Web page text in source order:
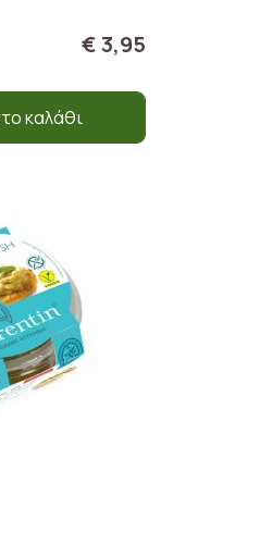
€ 3,95
καλάθι